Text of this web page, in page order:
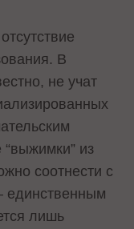
В
не учат
из
соотнести с
единственным
лишь